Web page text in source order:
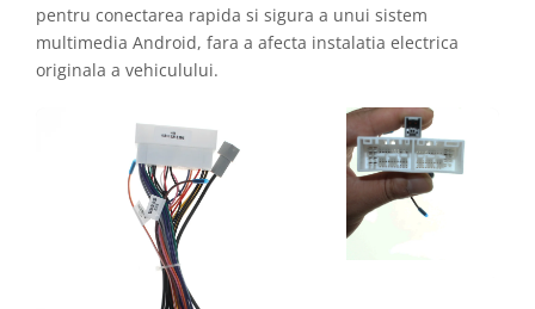
Camere Audi
Camere BMW
pentru conectarea rapida si sigura a unui sistem
multimedia Android, fara a afecta instalatia electrica
originala a vehiculului.